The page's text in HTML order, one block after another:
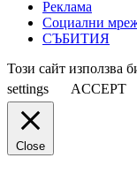
Реклама
Социални
СЪБИТИЯ
Този сайт използва
settings
ACCEPT
Close